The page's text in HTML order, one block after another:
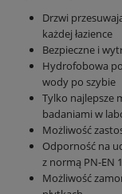
Drzwi
każdej łazience
Bezpieczne i
Hydrofobowa
wody po szybie
Tylko najlepsze
badaniami w
Możliwość
Odporność na
z normą PN-EN
Możliwość